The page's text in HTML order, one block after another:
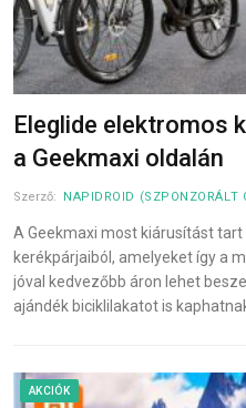
Eleglide elektromos
a Geekmaxi oldalán
Szerző: NAPIDROID (SZPONZORÁLT
A Geekmaxi most kiárusítást
kerékpárjaiból, amelyeket így a
jóval kedvezőbb áron lehet
ajándék biciklilakatot is
AKCIÓK